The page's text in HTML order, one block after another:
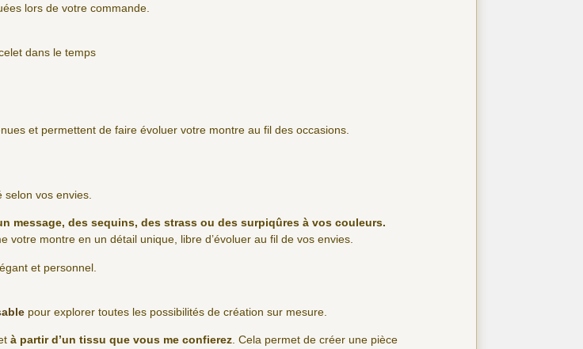
lors de votre commande.
dans le temps
et permettent de faire évoluer votre montre au fil des occasions.
vos envies.
message, des sequins, des strass ou des surpiqûres à vos couleurs.
montre en un détail unique, libre d’évoluer au fil de vos envies.
et personnel.
pour explorer toutes les possibilités de création sur mesure.
à partir d’un tissu que vous me confierez. Cela permet de créer une pièce